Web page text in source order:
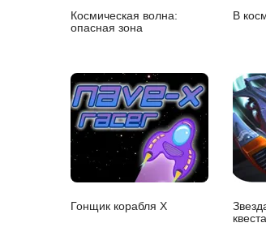
Космическая волна:
опасная зона
В
Гонщик корабля Х
квеста